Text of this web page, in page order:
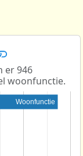
er 946
woonfunctie.
Woonfunctie